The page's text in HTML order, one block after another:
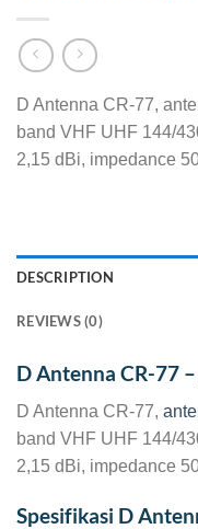
D Antenna CR-77,
band VHF UHF 144/
2,15 dBi, impedance
DESCRIPTION
REVIEWS (0)
D Antenna CR-77
D Antenna CR-77,
band VHF UHF 144/
2,15 dBi, impedance
Spesifikasi D